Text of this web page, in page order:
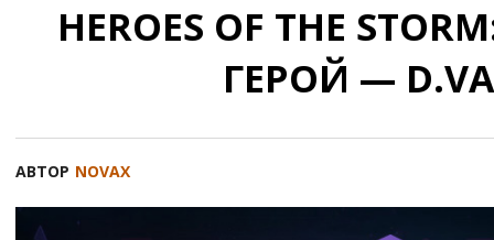
HEROES OF THE
ГЕРОЙ — D.VA
АВТОР NOVAX